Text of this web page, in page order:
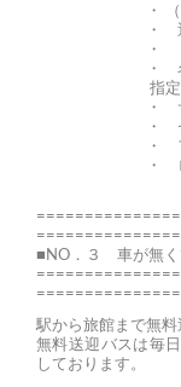
・ （株）
・ 近畿日本
・ トップ
・ 名鉄観光
指定コンビ
・ サーク
・ セブン
・ ファミ
・ ロ
■NO．３ 車が無く
駅から旅館まで無料
無料送迎バスは毎
しております。